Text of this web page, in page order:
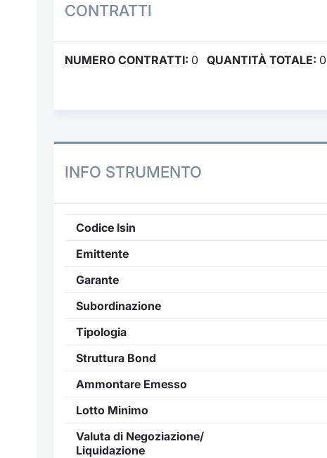
CONTRATTI
NUMERO CONTRATTI: 0 QUANTITÀ TOTALE: 0
INFO STRUMENTO
Codice Isin
Emittente
Garante
Subordinazione
Tipologia
Struttura Bond
Ammontare Emesso
Lotto Minimo
Valuta di Negoziazione/
Liquidazione